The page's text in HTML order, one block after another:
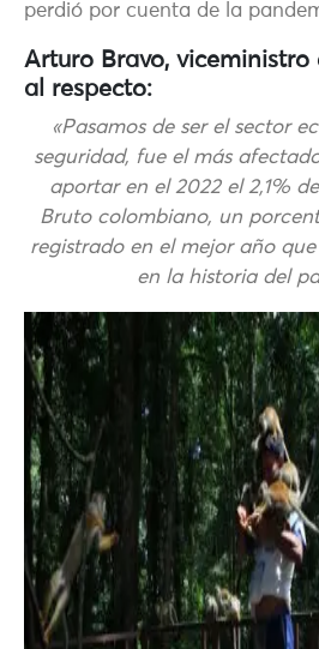
perdió por cuenta de la
Arturo Bravo, viceministro
al respecto:
«Pasamos de ser el sector
seguridad, fue el más
aportar en el 2022 el 2,1%
Bruto colombiano, un
registrado en el mejor año
en la historia del